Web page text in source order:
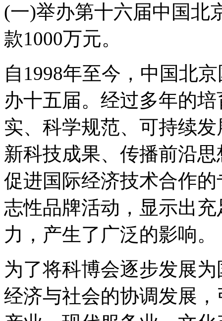
(一)举办第十六届中国北
款1000万元。
自1998年至今，中国北
办十五届。经过多年的
实、科学规范、可持续
新科技成果、传播前沿
促进国际经济技术合作
志性品牌活动，显示出
力，产生了广泛的影响。
为了将科博会逐步发展
经济与社会的协调发展